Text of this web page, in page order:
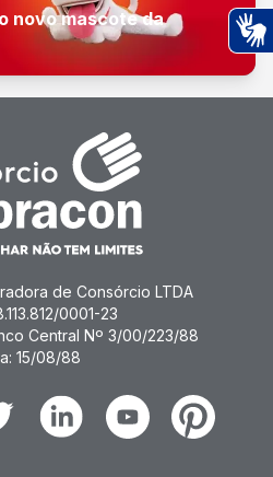
novo mascote da
de Consórcio LTDA
0001-23
Central Nº 3/00/223/88
15/08/88
LinkedinYoutubePinterest